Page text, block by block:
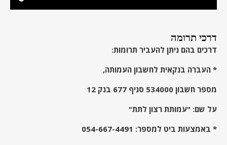
דרכי תרומה
דרכים בהם ניתן להעביר תרומות:
* העברה בנקאית לחשבון העמותה,
מספר חשבון 534000 סניף 677 בנק 12
על שם: "עמותת רצון לתת"
* באמצעות ביט למספר: 054-667-4491